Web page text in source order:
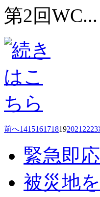
第2回WC...
前へ1415161718192021 2223
緊急即
被災地